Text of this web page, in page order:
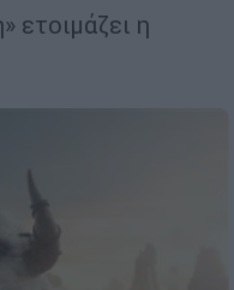
ετοιμάζει η